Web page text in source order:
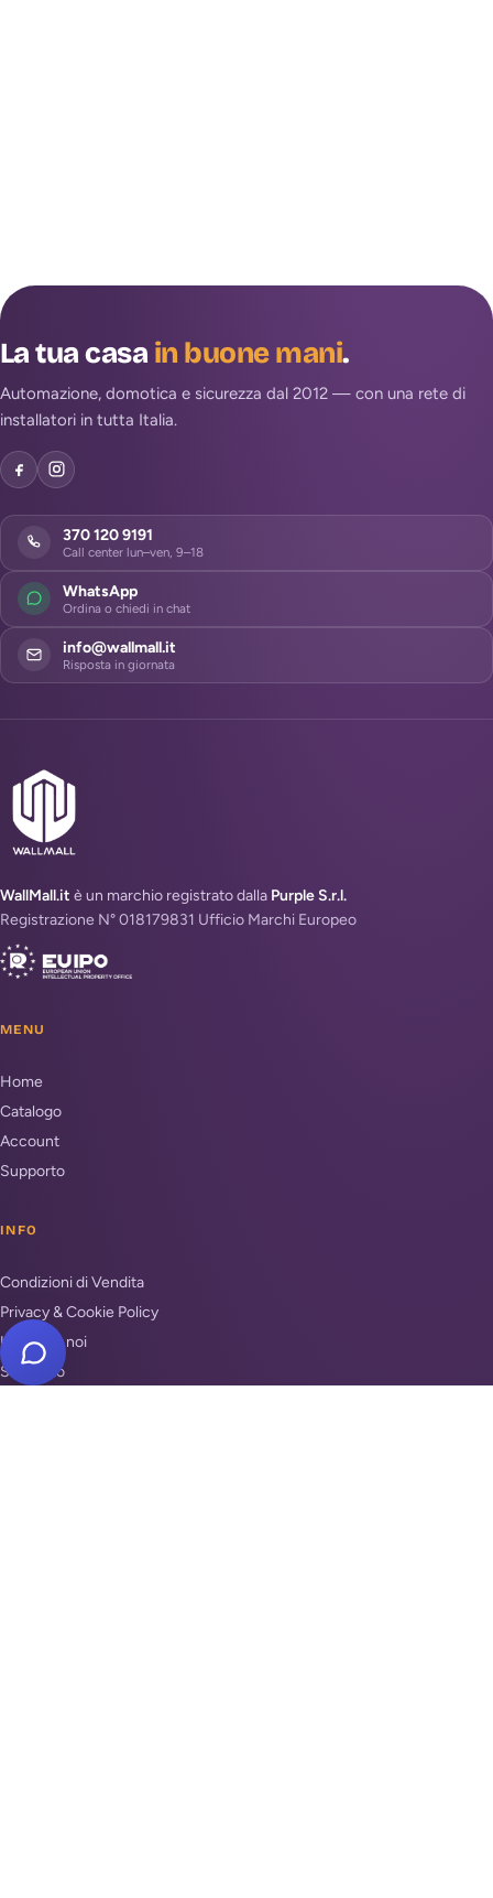
La tua casain buone mani.
Automazione, domotica e sicurezza dal 2012 — con una rete di
installatori in tutta Italia.
370 120 9191
Call center lun–ven, 9–18
WhatsApp
Ordina o chiedi in chat
info@wallmall.it
Risposta in giornata
WallMall.it è un marchio registrato dalla Purple S.r.l.
Registrazione N° 018179831 Ufficio Marchi Europeo
MENU
Home
Catalogo
Account
Supporto
INFO
Condizioni di Vendita
Privacy & Cookie Policy
Unisciti a noi
Supporto